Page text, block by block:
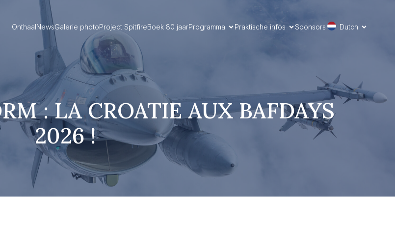
Onthaal NewsGalerie photoProject SpitfireBoek 80 jaarProgramma Praktische infos Sponsors Dutch
: LA CROATIE AUX BAFDAYS
2026 !